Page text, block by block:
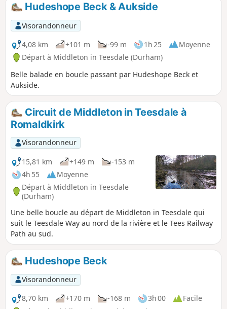
Hudeshope Beck & Aukside
Visorandonneur
4,08 km
+101 m -99 m 1h 25
Moyenne
Départ à Middleton in Teesdale (Durham)
Belle balade en boucle passant par Hudeshope Beck et
Aukside.
Circuit de Middleton in Teesdale à
Romaldkirk
Visorandonneur
15,81 km
+149 m
-153 m
4h 55
Moyenne
Départ à Middleton in Teesdale
(Durham)
Une belle boucle au départ de Middleton in Teesdale qui
suit le Teesdale Way au nord de la rivière et le Tees Railway
Path au sud.
Hudeshope Beck
Visorandonneur
8,70 km
+170 m -168 m 3h 00
Facile